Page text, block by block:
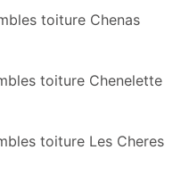
toiture Chenas
toiture Chenelette
toiture Les Cheres